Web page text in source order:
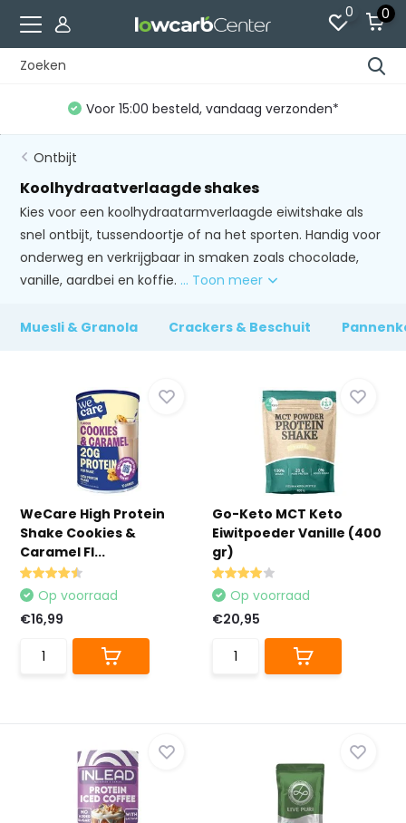
0 0
Voor 15:00 besteld, vandaag verzonden*
Ontbijt
Koolhydraatverlaagde shakes
Kies voor een koolhydraatarmverlaagde eiwitshake als
snel ontbijt, tussendoortje of na het sporten. Handig voor
onderweg en verkrijgbaar in smaken zoals chocolade,
vanille, aardbei en koffie. ... Toon meer
Muesli & Granola Crackers & Beschuit
WeCare High Protein
Shake Cookies &
Caramel Fl...
Op voorraad
€16,99
Go-Keto MCT Keto
Eiwitpoeder Vanille (400
gr)
Op voorraad
€20,95